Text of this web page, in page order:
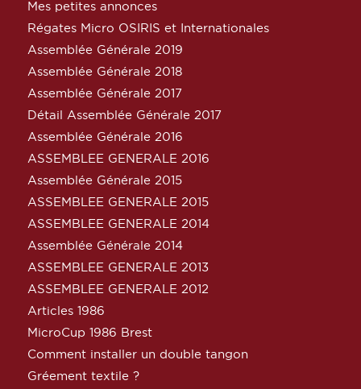
Mes petites annonces
Régates Micro OSIRIS et Internationales
Assemblée Générale 2019
Assemblée Générale 2018
Assemblée Générale 2017
Détail Assemblée Générale 2017
Assemblée Générale 2016
ASSEMBLEE GENERALE 2016
Assemblée Générale 2015
ASSEMBLEE GENERALE 2015
ASSEMBLEE GENERALE 2014
Assemblée Générale 2014
ASSEMBLEE GENERALE 2013
ASSEMBLEE GENERALE 2012
Articles 1986
MicroCup 1986 Brest
Comment installer un double tangon
Gréement textile ?